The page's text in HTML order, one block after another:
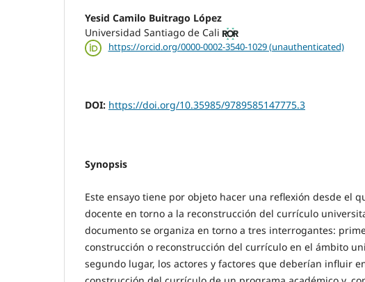
Yesid Camilo Buitrago López
Universidad Santiago de Cali
https://orcid.org/0000-0002-3540-1029 (unauthenticated)
DOI: https://doi.org/10.35985/9789585147775.3
Synopsis
Este ensayo tiene por objeto hacer una reflexión desde el
docente en torno a la reconstrucción del currículo
documento se organiza en torno a tres interrogantes:
construcción o reconstrucción del currículo en el ámbito
segundo lugar, los actores y factores que deberían influir